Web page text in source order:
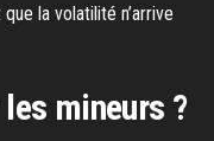
la volatilité n’arrive
mineurs ?